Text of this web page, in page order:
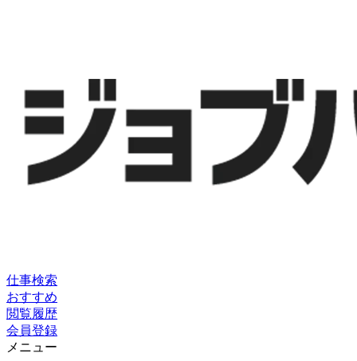
仕事検索
おすすめ
閲覧履歴
会員登録
メニュー